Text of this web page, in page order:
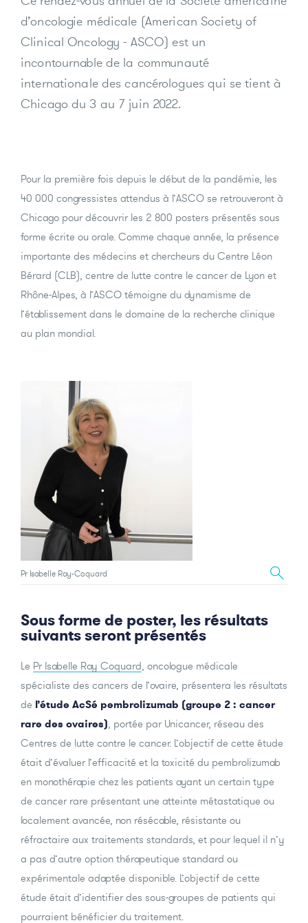
d’oncologie médicale (American Society of
Clinical Oncology - ASCO) est un
incontournable de la communauté
internationale des cancérologues qui se tient à
Chicago du 3 au 7 juin 2022.
Pour la première fois depuis le début de la pandémie, les
40 000 congressistes attendus à l’ASCO se retrouveront à
Chicago pour découvrir les 2 800 posters présentés sous
forme écrite ou orale. Comme chaque année, la présence
importante des médecins et chercheurs du Centre Léon
Bérard (CLB), centre de lutte contre le cancer de Lyon et
Rhône-Alpes, à l’ASCO témoigne du dynamisme de
l’établissement dans le domaine de la recherche clinique
au plan mondial.
Pr Isabelle Ray-Coquard
Sous forme de poster, les résultats
suivants seront présentés
Le Pr Isabelle Ray Coquard, oncologue médicale
spécialiste des cancers de l’ovaire, présentera les résultats
de l’étude AcSé pembrolizumab (groupe 2 : cancer
rare des ovaires), portée par Unicancer, réseau des
Centres de lutte contre le cancer. L’objectif de cette étude
était d’évaluer l’efficacité et la toxicité du pembrolizumab
en monothérapie chez les patients ayant un certain type
de cancer rare présentant une atteinte métastatique ou
localement avancée, non résécable, résistante ou
réfractaire aux traitements standards, et pour lequel il n’y
a pas d’autre option thérapeutique standard ou
expérimentale adaptée disponible. L’objectif de cette
étude était d’identifier des sous-groupes de patients qui
pourraient bénéficier du traitement.